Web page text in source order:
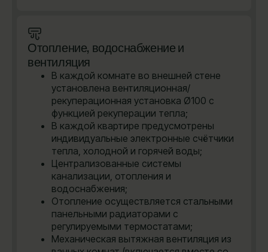
Отопление, водоснабжение и
вентиляция
В каждой комнате во внешней стене
установлена вентиляционная/
рекуперационная установка Ø100 с
функцией рекуперации тепла;
В каждой квартире предусмотрены
индивидуальные электронные счётчики
тепла, холодной и горячей воды;
Централизованные системы
канализации, отопления и
водоснабжения;
Отопление осуществляется стальными
панельными радиаторами с
регулируемыми термостатами;
Механическая вытяжная вентиляция из